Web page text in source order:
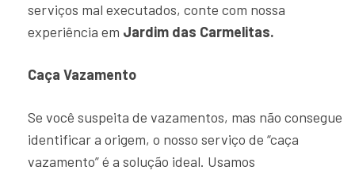
serviços mal executados, conte com nossa
experiência em Jardim das Carmelitas.
Caça Vazamento
Se você suspeita de vazamentos, mas não consegue
identificar a origem, o nosso serviço de “caça
vazamento” é a solução ideal. Usamos